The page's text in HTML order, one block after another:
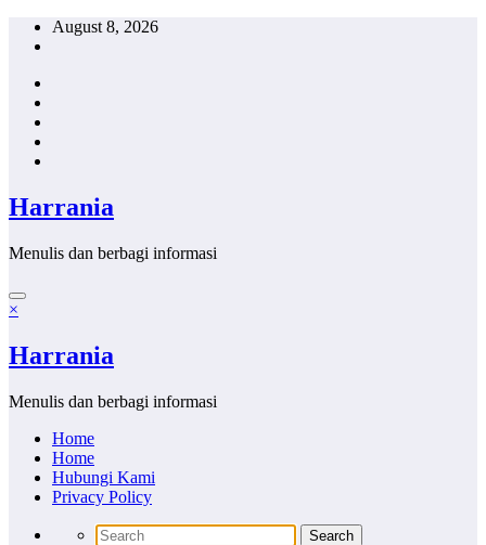
Skip
August 8, 2026
Harrania
Menulis dan berbagi informasi
×
Harrania
Menulis dan berbagi informasi
Home
Home
Hubungi Kami
Privacy Policy